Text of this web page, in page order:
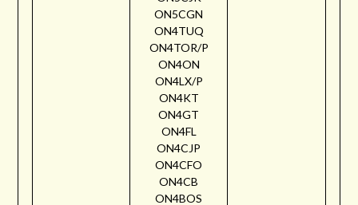
ON5CGN
ON4TUQ
ON4TOR/P
ON4ON
ON4LX/P
ON4KT
ON4GT
ON4FL
ON4CJP
ON4CFO
ON4CB
ON4BOS